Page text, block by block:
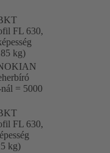
FL 630,
kg)
= 5000
FL 630,
kg)